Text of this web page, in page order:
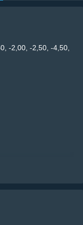
-2,00, -2,50, -4,50,